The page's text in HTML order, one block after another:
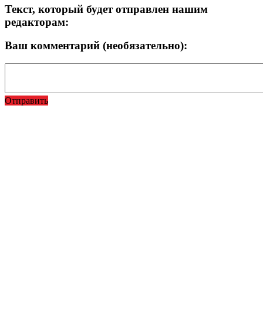
Текст, который будет отправлен нашим
редакторам:
Ваш комментарий (необязательно):
Отправить